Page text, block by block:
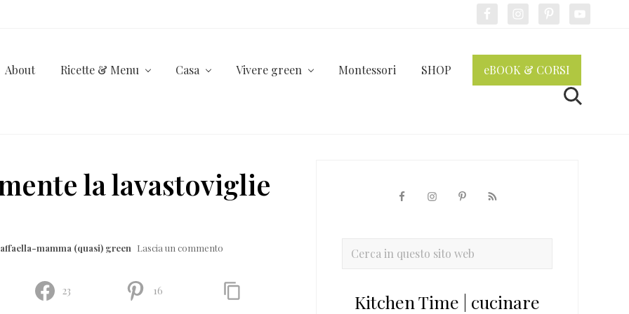
About Ricette & Menu Casa Vivere green Montessori SHOP eBOOK & CORSI
Cerca
la lavastoviglie
mamma (quasi) green Lascia un commento
23 16
primaria
Cerca
sitoKitchen Time | cucinare